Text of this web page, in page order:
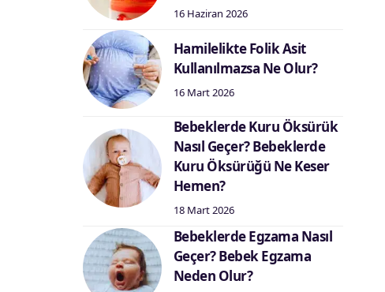
16 Haziran 2026
Hamilelikte Folik Asit
Kullanılmazsa Ne Olur?
16 Mart 2026
Bebeklerde Kuru Öksürük
Nasıl Geçer? Bebeklerde
Kuru Öksürüğü Ne Keser
Hemen?
18 Mart 2026
Bebeklerde Egzama Nasıl
Geçer? Bebek Egzama
Neden Olur?